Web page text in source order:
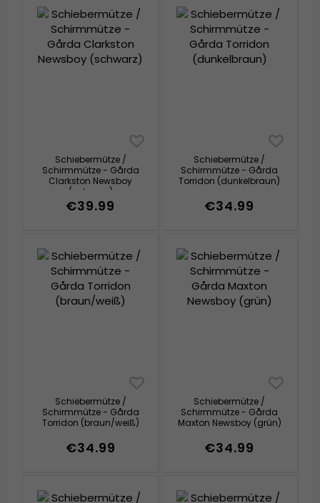
Schiebermütze /
Schirmmütze - Gårda
Clarkston Newsboy
(schwarz)
€39.99
Schiebermütze /
Schirmmütze - Gårda
Torridon (dunkelbraun)
€34.99
Schiebermütze /
Schirmmütze - Gårda
Torridon (braun/weiß)
€34.99
Schiebermütze /
Schirmmütze - Gårda
Maxton Newsboy (grün)
€34.99